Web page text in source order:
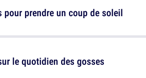
pour prendre un coup de soleil
le quotidien des gosses